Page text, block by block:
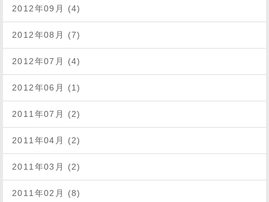
2012年09月 (4)
2012年08月 (7)
2012年07月 (4)
2012年06月 (1)
2011年07月 (2)
2011年04月 (2)
2011年03月 (2)
2011年02月 (8)